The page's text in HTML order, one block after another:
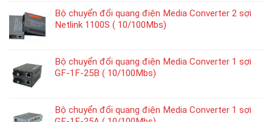
Bộ chuyển đổi quang điện Media Converter 2 sợi
Netlink 1100S ( 10/100Mbs)
Bộ chuyển đổi quang điện Media Converter 1 sợi
GF-1F-25B ( 10/100Mbs)
Bộ chuyển đổi quang điện Media Converter 1 sợi